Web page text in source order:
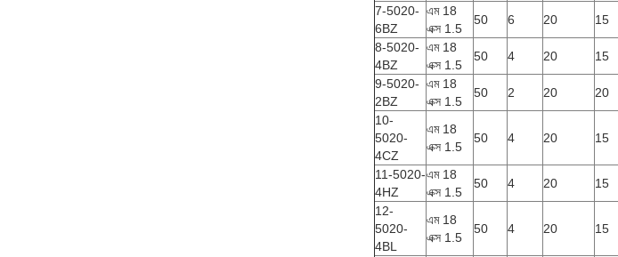
7-5020-
6BZ
এম 18
এক্স 1.5
50 6 20 15
8-5020-
4BZ
এম 18
এক্স 1.5
50 4 20 15
9-5020-
2BZ
এম 18
এক্স 1.5
50 2 20 20
10-
5020-
4CZ
এম 18
এক্স 1.5
50 4 20 15
11-5020-
4HZ
এম 18
এক্স 1.5
50 4 20 15
12-
5020-
4BL
এম 18
এক্স 1.5
50 4 20 15